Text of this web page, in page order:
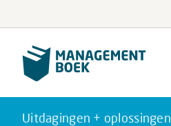
Uitdagingen + oplossingen